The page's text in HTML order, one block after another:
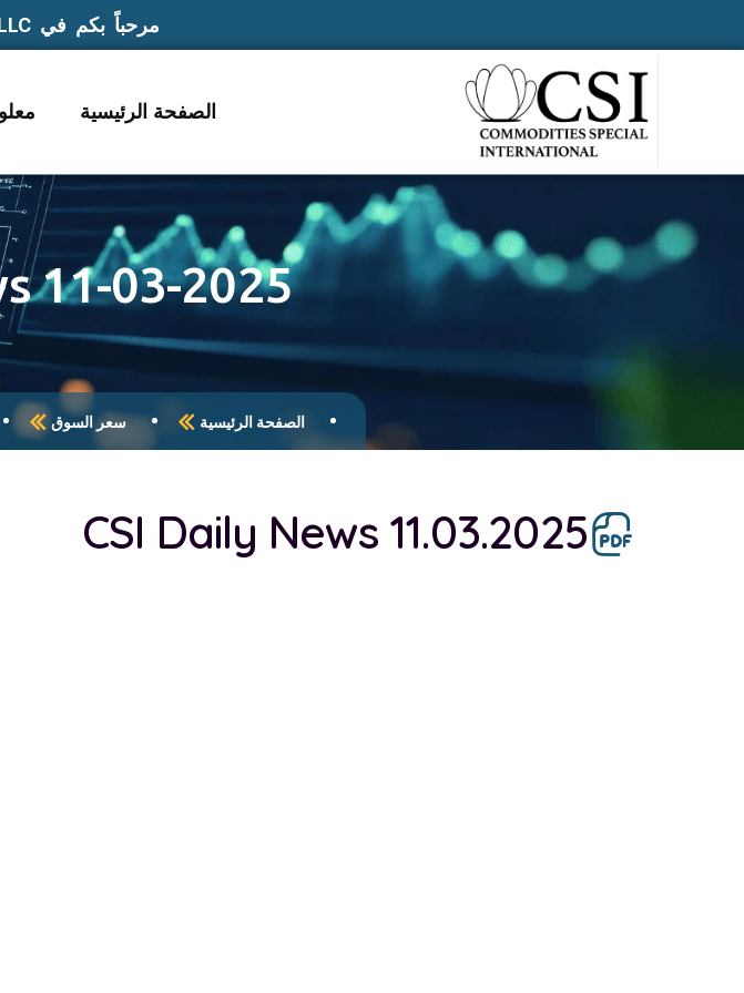
مرحباً بكم في CSI Trading FZ_LLC
الصفحة الرئيسية
11-03-2025
الصفحة الرئيسية سعر السوق
CSI Daily News 11.03.2025